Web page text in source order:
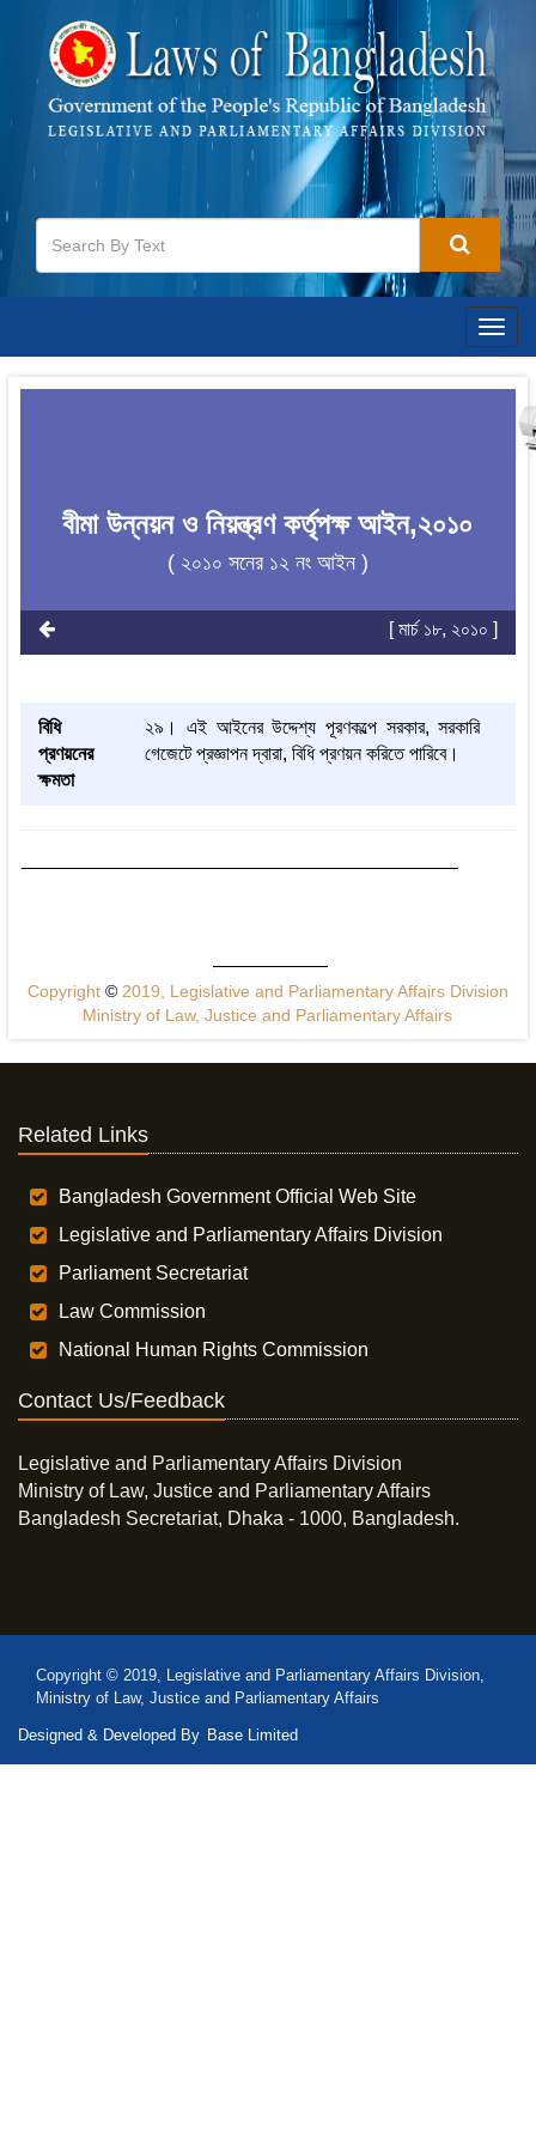
বীমা উন্নয়ন ও নিয়ন্ত্রণ কর্তৃপক্ষ আইন,২০১০
( ২০১০ সনের ১২ নং আইন )
[ মার্চ ১৮, ২০১০ ]
বিধি
প্রণয়নের
ক্ষমতা
২৯। এই আইনের উদ্দেশ্য পূরণকল্পে সরকার, সরকারি
গেজেটে প্রজ্ঞাপন দ্বারা, বিধি প্রণয়ন করিতে পারিবে।
Copyright ©2019, Legislative and Parliamentary Affairs Division
Ministry of Law, Justice and Parliamentary Affairs
Related Links
Bangladesh Government Official Web Site
Legislative and Parliamentary Affairs Division
Parliament Secretariat
Law Commission
National Human Rights Commission
Contact Us/Feedback
Legislative and Parliamentary Affairs Division
Ministry of Law, Justice and Parliamentary Affairs
Bangladesh Secretariat, Dhaka - 1000, Bangladesh.
Copyright © 2019, Legislative and Parliamentary Affairs Division,
Ministry of Law, Justice and Parliamentary Affairs
Designed & Developed By Base Limited